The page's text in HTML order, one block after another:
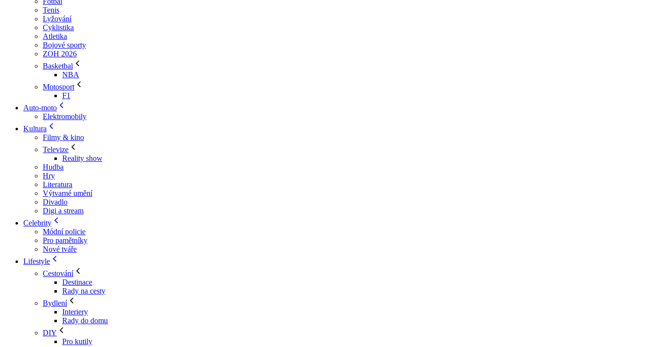
Tenis
Lyžování
Cyklistika
Atletika
Bojové sporty
ZOH 2026
Basketbal
NBA
Motosport
F1
Auto-moto
Elektromobily
Kultura
Filmy & kino
Televize
Reality show
Hudba
Hry
Literatura
Výtvarné umění
Divadlo
Digi a stream
Celebrity
Módní policie
Pro pamětníky
Nové tváře
Lifestyle
Cestování
Destinace
Rady na cesty
Bydlení
Interiery
Rady do domu
DIY
Pro kutily